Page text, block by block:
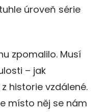
úroveň série
zpomalilo. Musí
– jak
historie vzdálené.
místo něj se nám